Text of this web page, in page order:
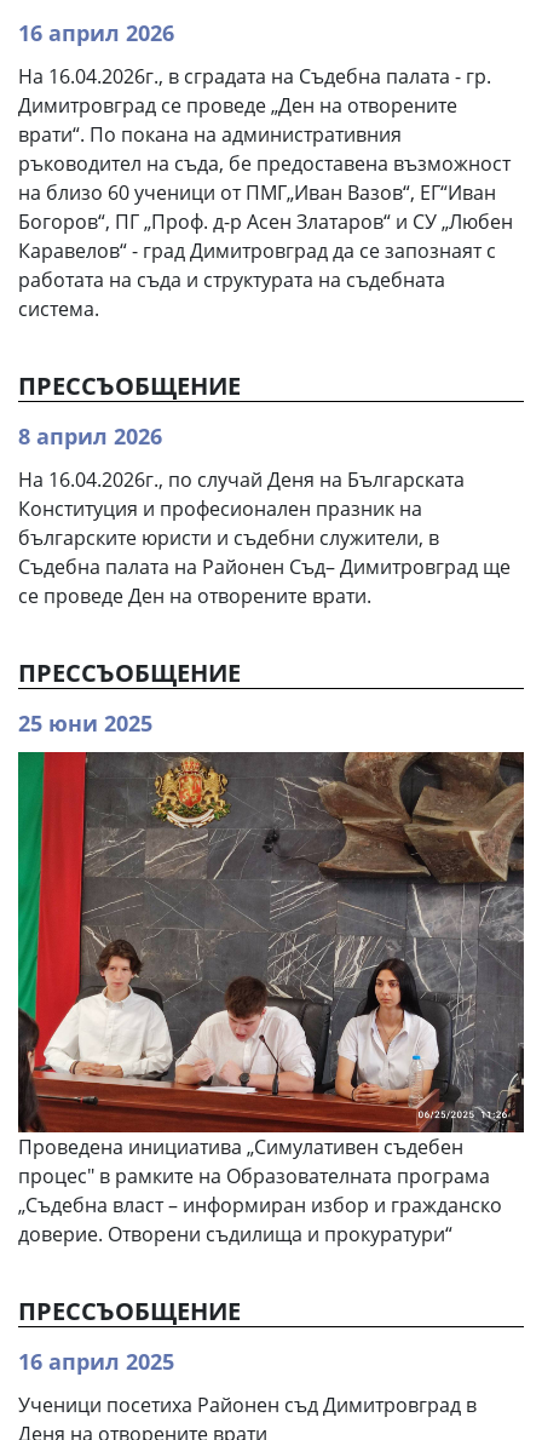
16 април 2026
На 16.04.2026г., в сградата на Съдебна палата - гр.
Димитровград се проведе „Ден на отворените
врати“. По покана на административния
ръководител на съда, бе предоставена възможност
на близо 60 ученици от ПМГ„Иван Вазов“, ЕГ“Иван
Богоров“, ПГ „Проф. д-р Асен Златаров“ и СУ „Любен
Каравелов“ - град Димитровград да се запознаят с
работата на съда и структурата на съдебната
система.
ПРЕССЪОБЩЕНИЕ
8 април 2026
На 16.04.2026г., по случай Деня на Българската
Конституция и професионален празник на
българските юристи и съдебни служители, в
Съдебна палата на Районен Съд– Димитровград ще
се проведе Ден на отворените врати.
ПРЕССЪОБЩЕНИЕ
25 юни 2025
Проведена инициатива „Симулативен съдебен
процес" в рамките на Образователната програма
„Съдебна власт – информиран избор и гражданско
доверие. Отворени съдилища и прокуратури“
ПРЕССЪОБЩЕНИЕ
16 април 2025
Ученици посетиха Районен съд Димитровград в
Деня на отворените врати